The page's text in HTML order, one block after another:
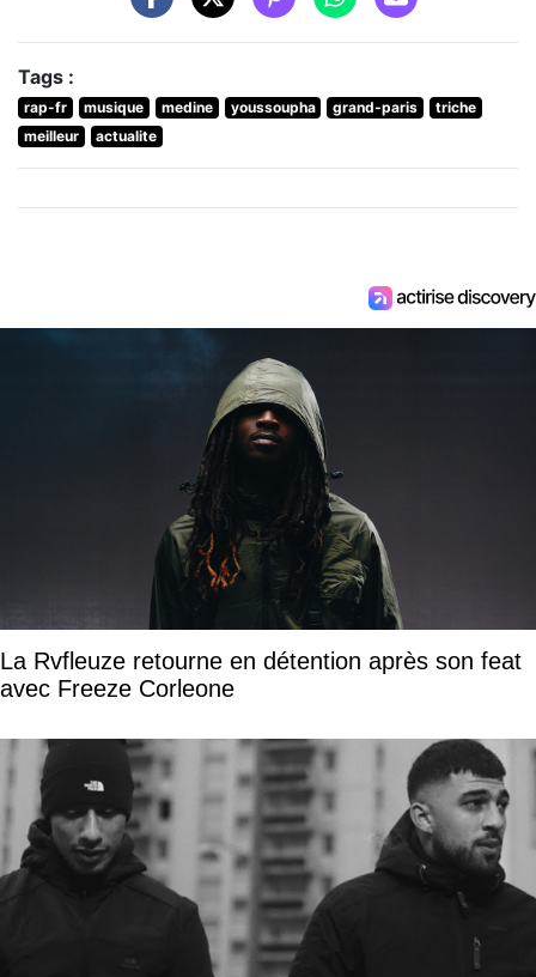
Tags :
rap-fr musique medine youssoupha grand-paris
triche
meilleur
actualite
La Rvfleuze retourne en détention après son feat
avec Freeze Corleone